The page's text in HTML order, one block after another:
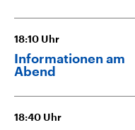
18:10 Uhr
Informationen am
Abend
18:40 Uhr